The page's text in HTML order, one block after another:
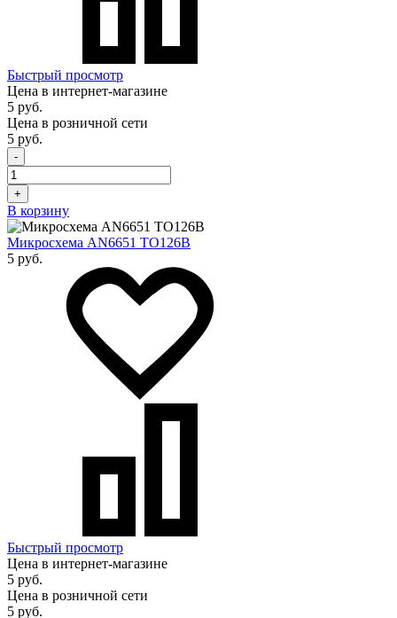
Быстрый просмотр
Цена в интернет-магазине
5 руб.
Цена в розничной сети
5 руб.
-
+
В корзину
Микросхема AN6651 TO126B
5 руб.
Быстрый просмотр
Цена в интернет-магазине
5 руб.
Цена в розничной сети
5 руб.